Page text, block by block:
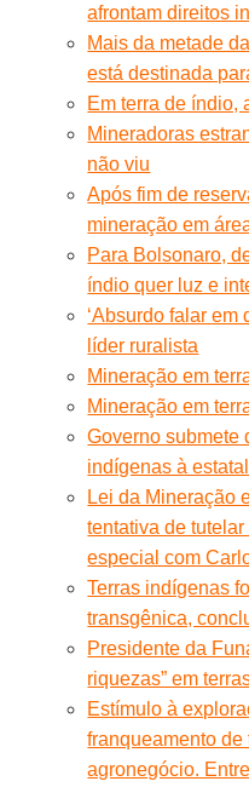
afrontam direitos
Mais da metade
está destinada
Em terra de índio,
Mineradoras
não viu
Após fim de
mineração em
Para Bolsonaro,
índio quer luz e
‘Absurdo falar em
líder ruralista
Mineração em
Mineração em
Governo submete
indígenas à
Lei da Mineração
tentativa de
especial com
Terras indígenas
transgênica,
Presidente da
riquezas” em
Estímulo à
franqueamento
agronegócio.